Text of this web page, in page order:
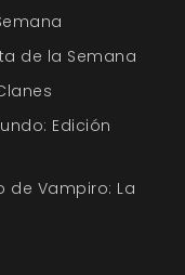
de la Semana
Edición
de Vampiro: La